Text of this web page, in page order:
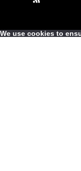
We use cookies to